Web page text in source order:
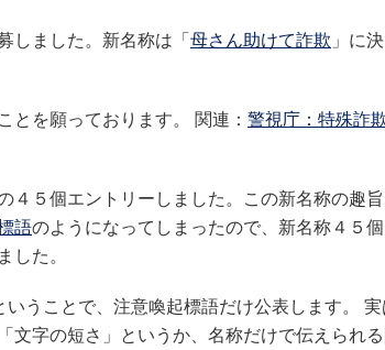
しました。新名称は「 母さん助けて詐欺 」に
とを願っております。 関連： 警視庁：特殊詐
４５個エントリーしました。この新名称の趣
語のようになってしまったので、新名称４５
した。
うことで、注意喚起標語だけ公表します。 実
文字の短さ」というか、名称だけで伝えられ